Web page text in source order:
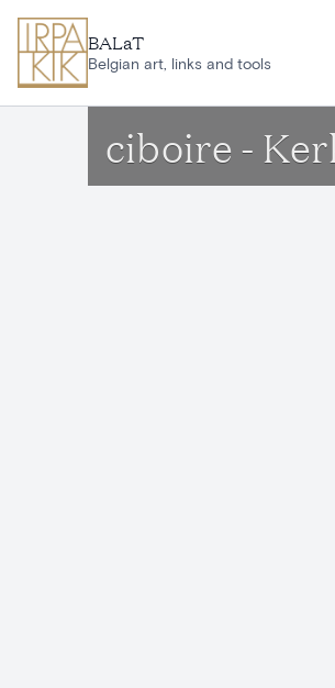
BALaT
Belgian art, links and tools
ciboire -